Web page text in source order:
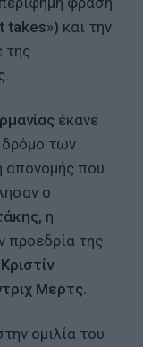
takes») και την
της
έκανε
δρόμο των
απονομής που
ο
η
προεδρία της
Κριστίν
Μερτς.
ομιλία του